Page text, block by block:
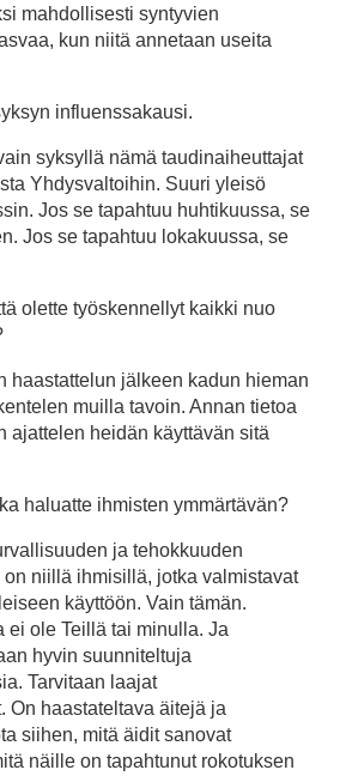
mahdollisesti syntyvien
kun niitä annetaan useita
influenssakausi.
syksyllä nämä taudinaiheuttajat
Yhdysvaltoihin. Suuri yleisö
Jos se tapahtuu huhtikuussa, se
Jos se tapahtuu lokakuussa, se
olette työskennellyt kaikki nuo
haastattelun jälkeen kadun hieman
muilla tavoin. Annan tietoa
ajattelen heidän käyttävän sitä
haluatte ihmisten ymmärtävän?
ja tehokkuuden
niillä ihmisillä, jotka valmistavat
käyttöön. Vain tämän.
ei ole Teillä tai minulla. Ja
hyvin suunniteltuja
Tarvitaan laajat
On haastateltava äitejä ja
siihen, mitä äidit sanovat
näille on tapahtunut rokotuksen